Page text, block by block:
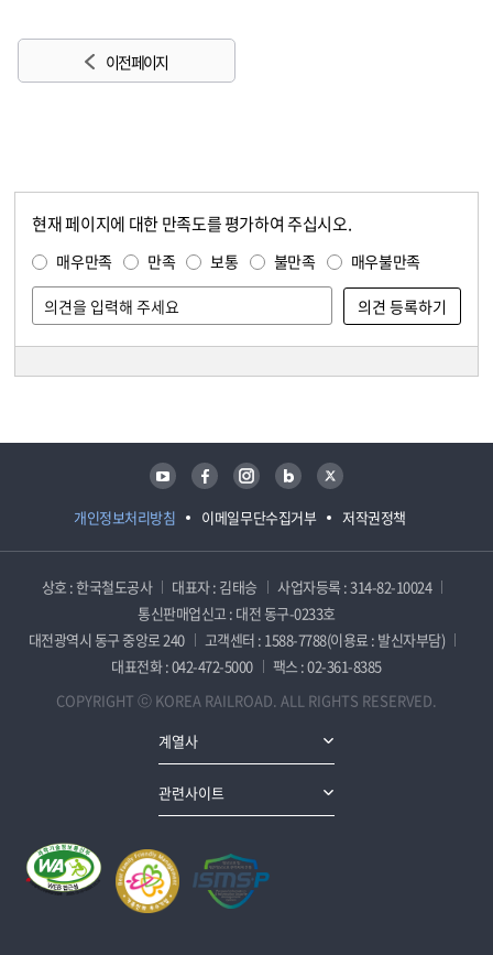
이전 페이지
현재 페이지에 대한 만족도를 평가하여 주십시오.
매우만족 만족 보통 불만족 매우불만족
개인정보처리방침 이메일무단수집거부 저작권정책
유튜브 페이스북 인스타그램 블로그 트위터
상호 : 한국철도공사 대표자 : 김태승
사업자등록 : 314-82-10024
통신판매업신고 : 대전 동구-0233호
대전광역시 동구 중앙로 240
고객센터 : 1588-7788(이용료 : 발신자부담)
대표전화 : 042-472-5000
팩스 : 02-361-8385
COPYRIGHT ⓒ KOREA RAILROAD. ALL RIGHTS RESERVED.
계열사
관련사이트